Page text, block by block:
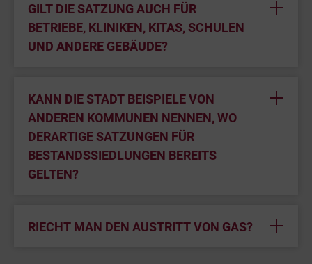
GILT DIE SATZUNG AUCH FÜR
BETRIEBE, KLINIKEN, KITAS, SCHULEN
UND ANDERE GEBÄUDE?
KANN DIE STADT BEISPIELE VON
ANDEREN KOMMUNEN NENNEN, WO
DERARTIGE SATZUNGEN FÜR
BESTANDSSIEDLUNGEN BEREITS
GELTEN?
RIECHT MAN DEN AUSTRITT VON GAS?